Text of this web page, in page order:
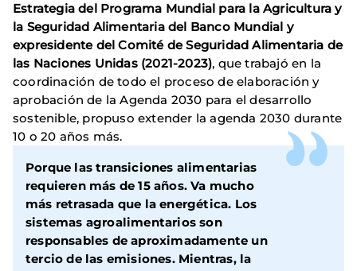
Estrategia del Programa Mundial para la Agricultura y
la Seguridad Alimentaria del Banco Mundial y
expresidente del Comité de Seguridad Alimentaria de
las Naciones Unidas (2021-2023), que trabajó en la
coordinación de todo el proceso de elaboración y
aprobación de la Agenda 2030 para el desarrollo
sostenible, propuso extender la agenda 2030 durante
10 o 20 años más.
Porque las transiciones alimentarias
requieren más de 15 años. Va mucho
más retrasada que la energética. Los
sistemas agroalimentarios son
responsables de aproximadamente un
tercio de las emisiones. Mientras, la